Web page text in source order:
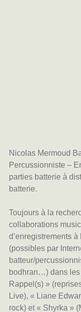
Nicolas Mermoud
Percussionniste –
parties batterie à
batterie.
Toujours à la
collaborations
d’enregistrements
(possibles par
batteur/
bodhran…) dans les
Rappel(s) »
Live), « Liane
rock) et « Shyrka »